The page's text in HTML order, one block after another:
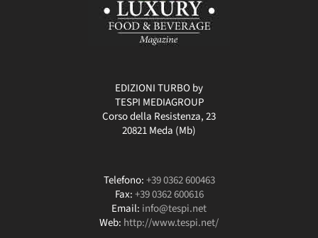
EDIZIONI TURBO by
TESPI MEDIAGROUP
Corso della Resistenza, 23
20821 Meda (Mb)
Telefono:+39 0362 600463
Fax:+39 0362 600616
Email: info@tespi.net
Web: http://www.tespi.net/